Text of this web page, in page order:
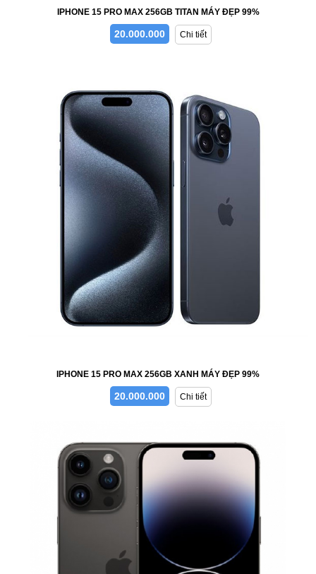
IPHONE 15 PRO MAX 256GB TITAN MÁY ĐẸP 99%
20.000.000 Chi tiết
IPHONE 15 PRO MAX 256GB XANH MÁY ĐẸP 99%
20.000.000 Chi tiết